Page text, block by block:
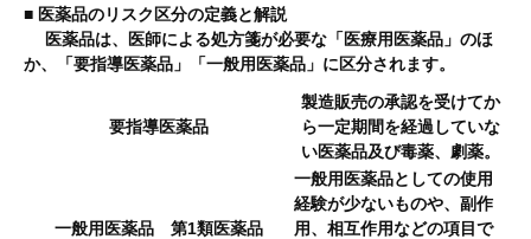
■ 医薬品のリスク区分の定義と解説
医薬品は、医師による処方箋が必要な「医療用医薬品」のほ
か、「要指導医薬品」「一般用医薬品」に区分されます。
要指導医薬品
製造販売の承認を受けてか
ら一定期間を経過していな
い医薬品及び毒薬、劇薬。
一般用医薬品 第1類医薬品
一般用医薬品としての使用
経験が少ないものや、副作
用、相互作用などの項目で